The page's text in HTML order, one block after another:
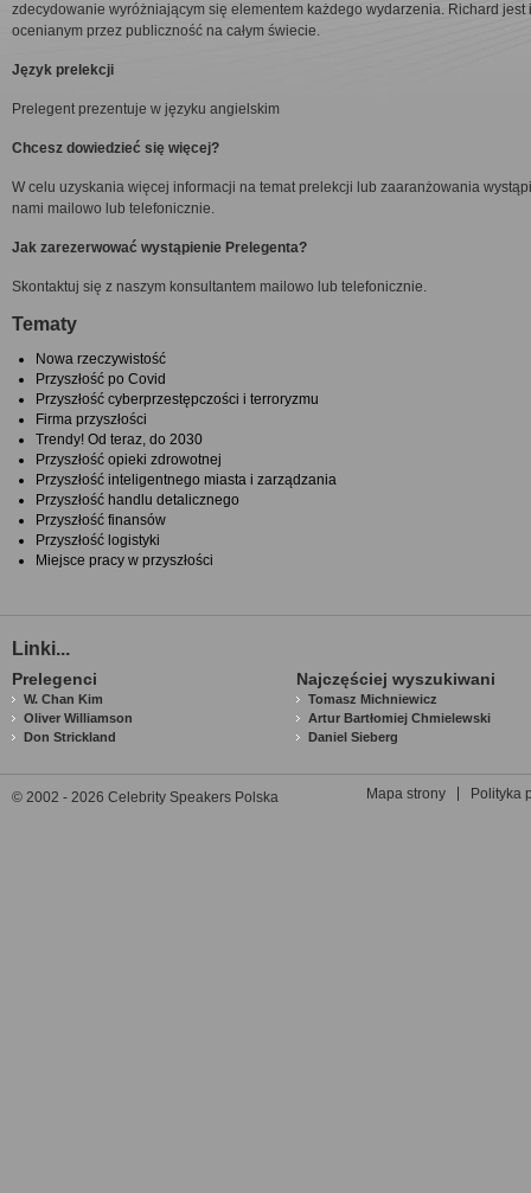
zdecydowanie wyróżniającym się elementem każdego wydarzenia. Richard
ocenianym przez publiczność na całym świecie.
Język prelekcji
Prelegent prezentuje w języku angielskim
Chcesz dowiedzieć się więcej?
W celu uzyskania więcej informacji na temat prelekcji lub zaaranżowania
nami mailowo lub telefonicznie.
Jak zarezerwować wystąpienie Prelegenta?
Skontaktuj się z naszym konsultantem mailowo lub telefonicznie.
Tematy
Nowa rzeczywistość
Przyszłość po Covid
Przyszłość cyberprzestępczości i terroryzmu
Firma przyszłości
Trendy! Od teraz, do 2030
Przyszłość opieki zdrowotnej
Przyszłość inteligentnego miasta i zarządzania
Przyszłość handlu detalicznego
Przyszłość finansów
Przyszłość logistyki
Miejsce pracy w przyszłości
Linki...
Prelegenci
W. Chan Kim
Oliver Williamson
Don Strickland
Najczęściej wyszukiwani
Tomasz Michniewicz
Artur Bartłomiej Chmielewski
Daniel Sieberg
© 2002 - 2026 Celebrity Speakers Polska Mapa strony Polityka